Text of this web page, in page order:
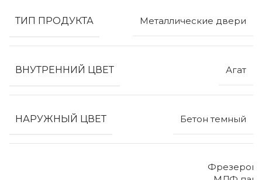
ТИП ПРОДУКТА Металлические двери
ВНУТРЕННИЙ ЦВЕТ Агат
НАРУЖНЫЙ ЦВЕТ Бетон темный